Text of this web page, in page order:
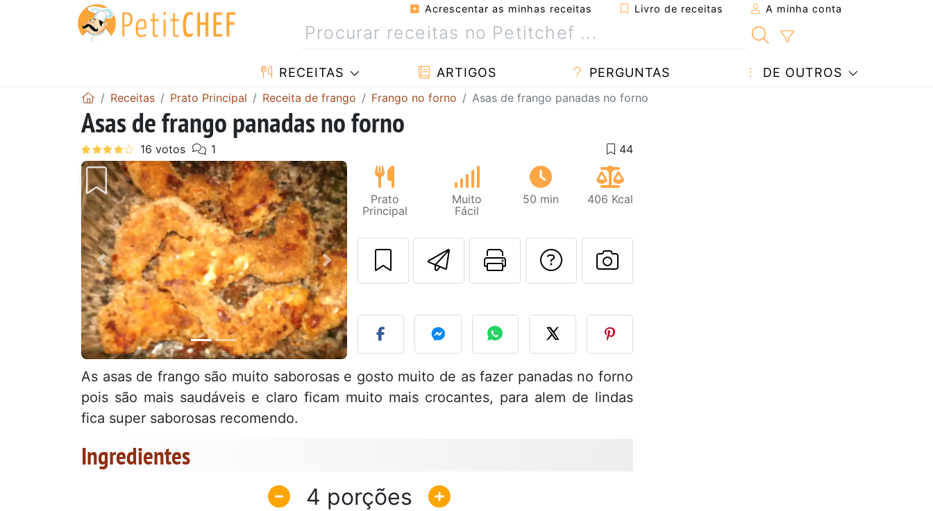
Acrescentar as minhas receitas Livro de receitas A minha conta
RECEITAS ARTIGOS PERGUNTAS DE OUTROS
Receitas Prato Principal Receita de frango Frango no forno Asas de frango panadas no forno
Asas de frango panadas no forno
Anterior Next
Prato
Principal
Muito
Fácil
50 min 406 Kcal
Enviar esta receita a um amigo
Imprima esta página
Falar com o autor da receita
Fez esta receita? Compartilhe
As asas de frango são muito saborosas e gosto muito de as fazer panadas no forno
pois são mais saudáveis e claro ficam muito mais crocantes, para alem de lindas
fica super saborosas recomendo.
Ingredientes
4